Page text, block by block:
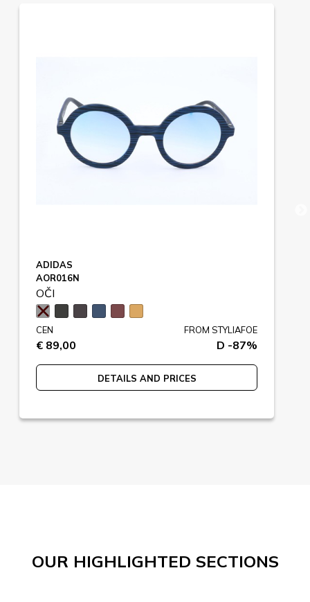
ADIDAS
AOR016N
OČI
CEN
€ 89,00
FROM STYLIAFOE
D -87%
DETAILS AND PRICES
OUR HIGHLIGHTED SECTIONS